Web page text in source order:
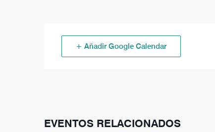
+ Añadir Google Calendar
EVENTOS RELACIONADOS